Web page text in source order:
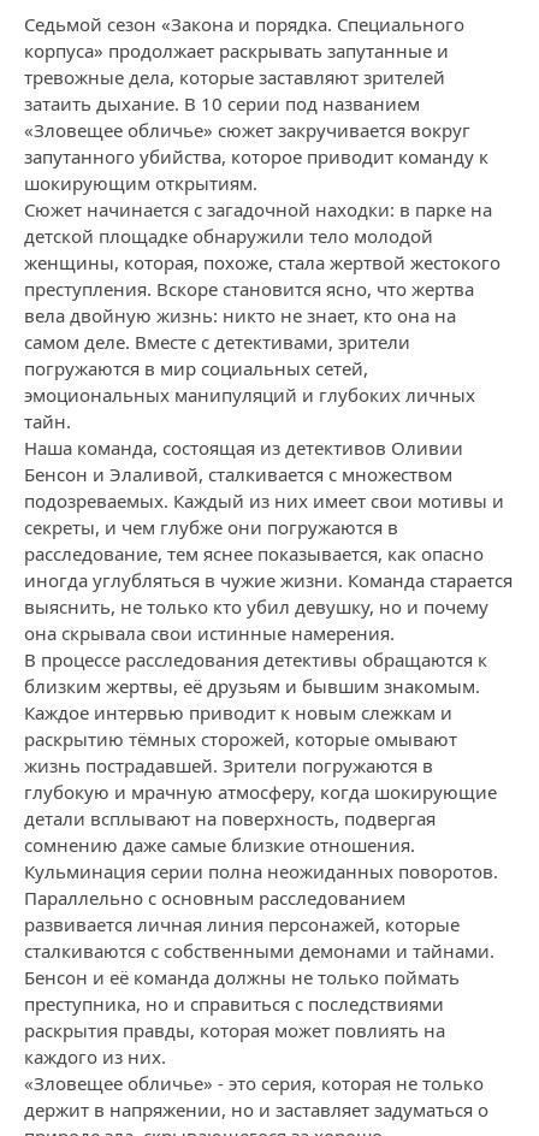
Седьмой сезон «Закона и порядка. Специального
корпуса» продолжает раскрывать запутанные и
тревожные дела, которые заставляют зрителей
затаить дыхание. В 10 серии под названием
«Зловещее обличье» сюжет закручивается вокруг
запутанного убийства, которое приводит команду к
шокирующим открытиям.
Сюжет начинается с загадочной находки: в парке на
детской площадке обнаружили тело молодой
женщины, которая, похоже, стала жертвой жестокого
преступления. Вскоре становится ясно, что жертва
вела двойную жизнь: никто не знает, кто она на
самом деле. Вместе с детективами, зрители
погружаются в мир социальных сетей,
эмоциональных манипуляций и глубоких личных
тайн.
Наша команда, состоящая из детективов Оливии
Бенсон и Элаливой, сталкивается с множеством
подозреваемых. Каждый из них имеет свои мотивы и
секреты, и чем глубже они погружаются в
расследование, тем яснее показывается, как опасно
иногда углубляться в чужие жизни. Команда старается
выяснить, не только кто убил девушку, но и почему
она скрывала свои истинные намерения.
В процессе расследования детективы обращаются к
близким жертвы, её друзьям и бывшим знакомым.
Каждое интервью приводит к новым слежкам и
раскрытию тёмных сторожей, которые омывают
жизнь пострадавшей. Зрители погружаются в
глубокую и мрачную атмосферу, когда шокирующие
детали всплывают на поверхность, подвергая
сомнению даже самые близкие отношения.
Кульминация серии полна неожиданных поворотов.
Параллельно с основным расследованием
развивается личная линия персонажей, которые
сталкиваются с собственными демонами и тайнами.
Бенсон и её команда должны не только поймать
преступника, но и справиться с последствиями
раскрытия правды, которая может повлиять на
каждого из них.
«Зловещее обличье» - это серия, которая не только
держит в напряжении, но и заставляет задуматься о